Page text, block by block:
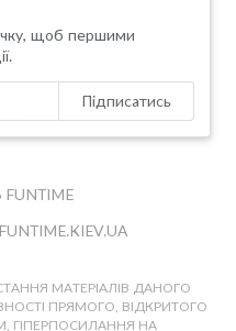
щоб першими
Підписатись
FUNTIME.KIEV.UA
МАТЕРІАЛІВ ДАНОГО
ПРЯМОГО, ВІДКРИТОГО
ГІПЕРПОСИЛАННЯ НА